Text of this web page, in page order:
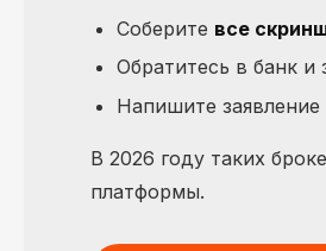
Соберите все
Обратитесь в банк и
Напишите
В 2026 году таких
платформы.